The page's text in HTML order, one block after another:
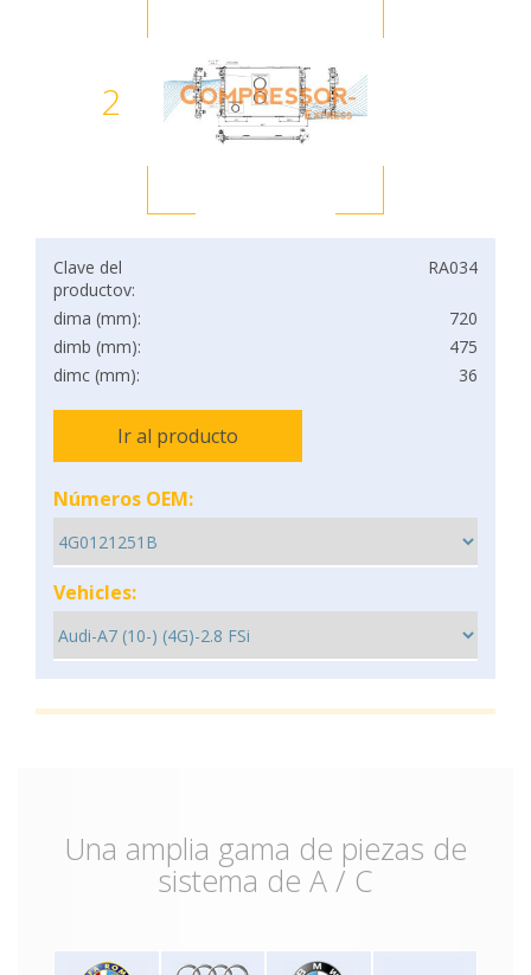
2
Clave del
productov:
RA034
dima (mm):
720
dimb (mm):
475
dimc (mm):
36
Ir al producto
Números OEM:
Vehicles:
Una amplia gama de piezas de
sistema de A / C